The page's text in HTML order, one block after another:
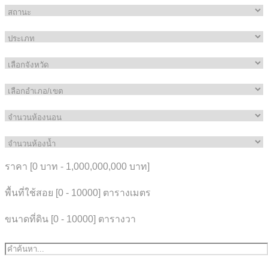
ราคา [0 บาท - 1,000,000,000 บาท]
พื้นที่ใช้สอย [0 - 10000] ตารางเมตร
ขนาดที่ดิน [0 - 10000] ตารางวา